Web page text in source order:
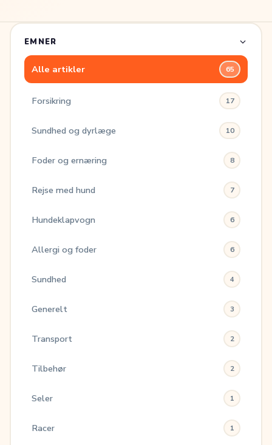
EMNER
Alle artikler 65
Forsikring 17
Sundhed og dyrlæge 10
Foder og ernæring 8
Rejse med hund 7
Hundeklapvogn 6
Allergi og foder 6
Sundhed 4
Generelt 3
Transport 2
Tilbehør 2
Seler 1
Racer 1